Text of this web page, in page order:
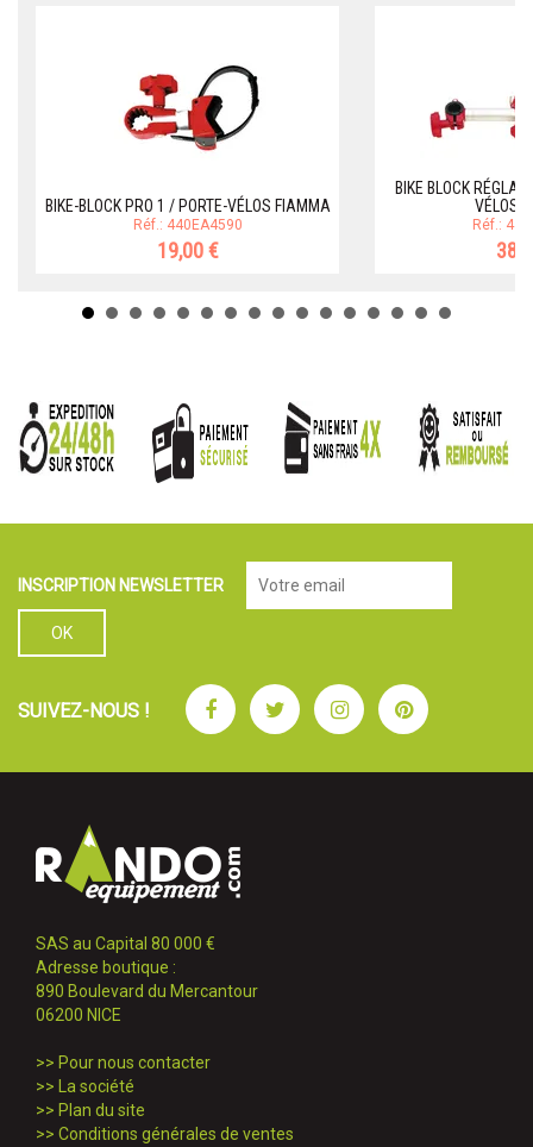
BIKE-BLOCK PRO 1 / PORTE-VÉLOS FIAMMA
Réf.: 440EA4590
19,00 €
BIKE BLOCK
VÉLOS
Réf.:
INSCRIPTION NEWSLETTER
SUIVEZ-NOUS ! FacebookTwitterInstagramPinterest
SAS au Capital 80 000 €
Adresse boutique :
890 Boulevard du Mercantour
06200 NICE
>> Pour nous contacter
>>
La société
>> Plan du site
>> Conditions générales de ventes